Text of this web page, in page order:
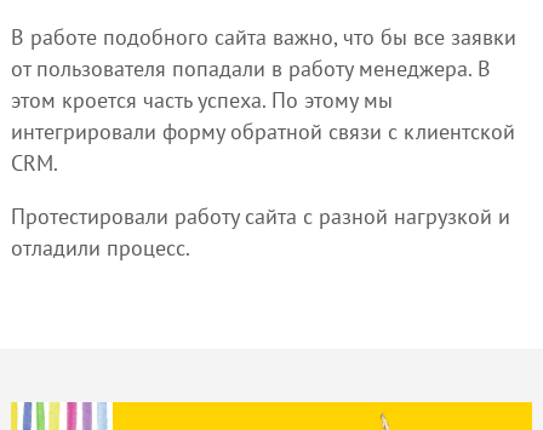
В работе подобного сайта важно, что бы все заявки
от пользователя попадали в работу менеджера. В
этом кроется часть успеха. По этому мы
интегрировали форму обратной связи с клиентской
CRM.
Протестировали работу сайта с разной нагрузкой и
отладили процесс.